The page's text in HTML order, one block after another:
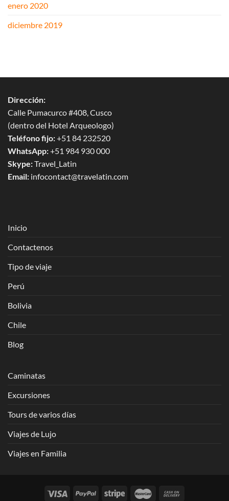
enero 2020
diciembre 2019
Dirección:
Calle Pumacurco #408, Cusco
(dentro del Hotel Arqueologo)
Teléfono fijo:+51 84 232520
WhatsApp:+51 984 930 000
Skype:Travel_Latin
Email: infocontact@travelatin.com
Inicio
Contactenos
Tipo de viaje
Perú
Bolivia
Chile
Blog
Caminatas
Excursiones
Tours de varios días
Viajes de Lujo
Viajes en Familia